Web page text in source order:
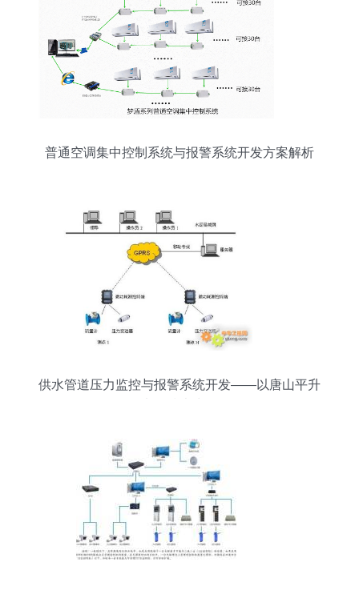
普通空调集中控制系统与报警系统开发方案解析
供水管道压力监控与报警系统开发——以唐山平升